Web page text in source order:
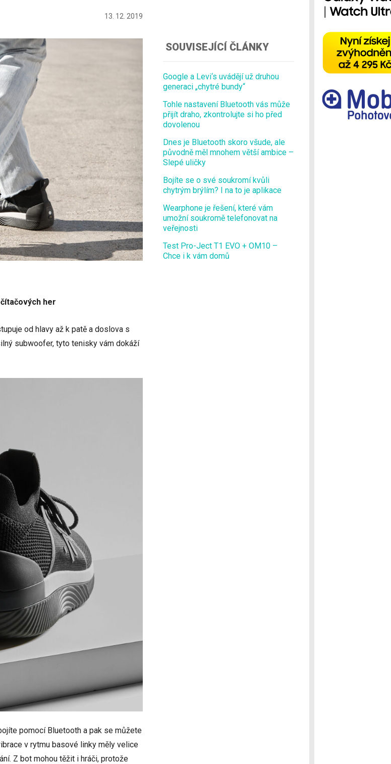
13. 12. 2019
her
od hlavy až k patě a doslova s
subwoofer, tyto tenisky vám dokáží
pomocí Bluetooth a pak se můžete
v rytmu basové linky měly velice
Z bot mohou těžit i hráči, protože
SOUVISEJÍCÍ ČLÁNKY
Google a Levi‘s uvádějí už druhou
generaci „chytré bundy“
Tohle nastavení Bluetooth vás může
přijít draho, zkontrolujte si ho před
dovolenou
Dnes je Bluetooth skoro všude, ale
původně měl mnohem větší ambice –
Slepé uličky
Bojíte se o své soukromí kvůli
chytrým brýlím? I na to je aplikace
Wearphone je řešení, které vám
umožní soukromě telefonovat na
veřejnosti
Test Pro-Ject T1 EVO + OM10 –
Chce i k vám domů